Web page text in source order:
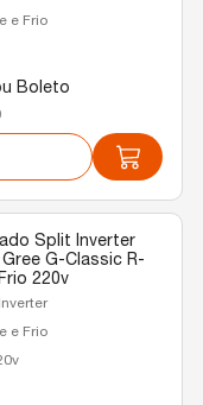
e Frio
Boleto
Split Inverter
G-Classic R-
220v
e Frio